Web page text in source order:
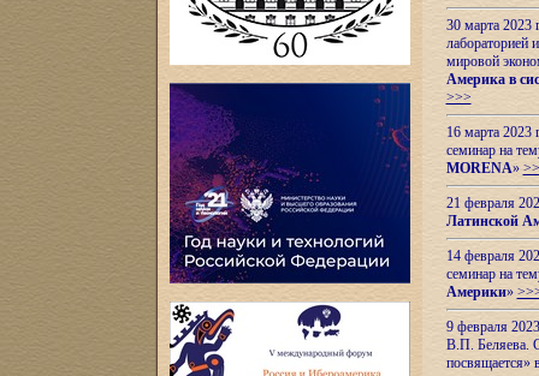
30 марта 2023
лабораторией
мировой
Америка в
>>>
16 марта 2023
семинар на
MORENA»
21 февраля
Латинской
14 февраля
семинар на
Америки»
9 февраля
В.П. Беляева.
посвящается»